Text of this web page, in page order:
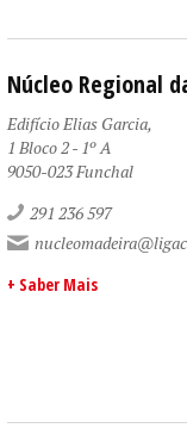
Núcleo Regional
Edifício Elias Garcia,
1 Bloco 2 - 1º A
9050-023 Funchal
291 236 597
+ Saber Mais